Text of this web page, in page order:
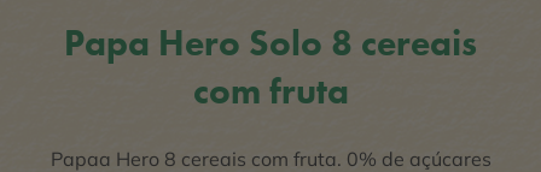
Papa Hero Solo 8 cereais
com fruta
Papaa Hero 8 cereais com fruta. 0% de açúcares